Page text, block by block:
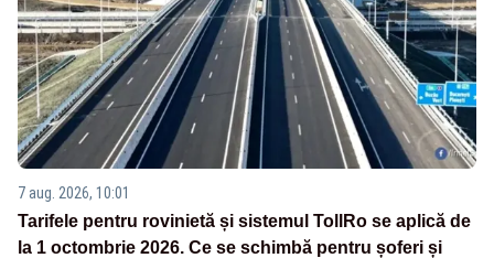
7 aug. 2026, 10:01
Tarifele pentru rovinietă și sistemul TollRo se aplică de
la 1 octombrie 2026. Ce se schimbă pentru șoferi și